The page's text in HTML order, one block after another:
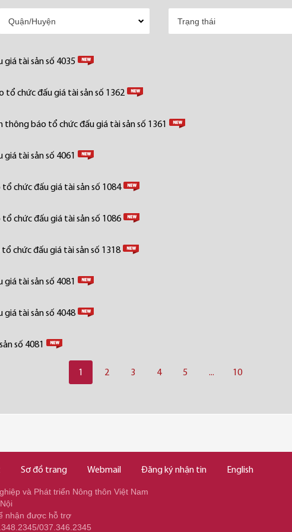
tài sản số 4035
tổ chức đấu giá tài sản số 1362
thông báo tổ chức đấu giá tài sản số 1361
tài sản số 4061
chức đấu giá tài sản số 1084
chức đấu giá tài sản số 1086
chức đấu giá tài sản số 1318
tài sản số 4081
tài sản số 4048
số 4081
1 2 3 4 5 ... 10
Sơ đồ trang Webmail Đăng ký nhận tin English
và Phát triển Nông thôn Việt Nam
nhận được hỗ trợ
037.346.2345